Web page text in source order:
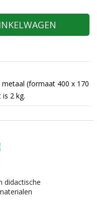
(formaat 400 x 170
2 kg.
didactische